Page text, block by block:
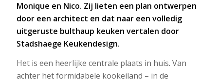
Monique en Nico. Zij lieten een plan ontwerpen
door een architect en dat naar een volledig
uitgeruste bulthaup keuken vertalen door
Stadshaege Keukendesign.
Het is een heerlijke centrale plaats in huis. Van
achter het formidabele kookeiland – in de